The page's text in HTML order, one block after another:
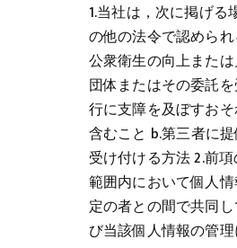
1.当社は，次に掲げ
の他の法令で認めら
公衆衛生の向上また
団体またはその委託
行に支障を及ぼすお
含むこと b.第三者に
受け付ける方法 2.前
範囲内において個人
定の者との間で共同
び当該個人情報の管